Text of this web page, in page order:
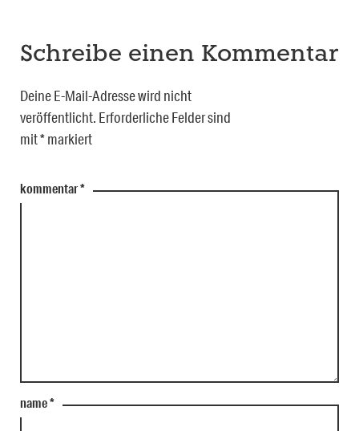
Schreibe einen Kommentar
Deine E-Mail-Adresse wird nicht
veröffentlicht. Erforderliche Felder sind
mit*markiert
kommentar*
name*